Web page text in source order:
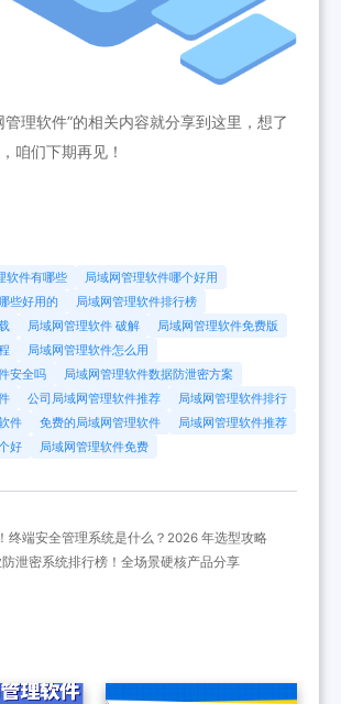
管理软件”的相关内容就分享到这里，想了
咱们下期再见！
软件有哪些
局域网管理软件哪个好用
些好用的
局域网管理软件排行榜
局域网管理软件 破解
局域网管理软件免费版
局域网管理软件怎么用
安全吗
局域网管理软件数据防泄密方案
公司局域网管理软件推荐
局域网管理软件排行
件
免费的局域网管理软件
局域网管理软件推荐
好
局域网管理软件免费
必看！终端安全管理系统是什么？2026 年选型攻略
企业防泄密系统排行榜！全场景硬核产品分享